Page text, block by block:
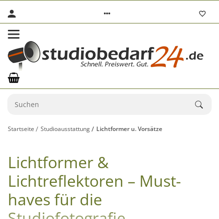
Startseite Studioausstattung Lichtformer u. Vorsätze
Lichtformer &
Lichtreflektoren – Must-
haves für die